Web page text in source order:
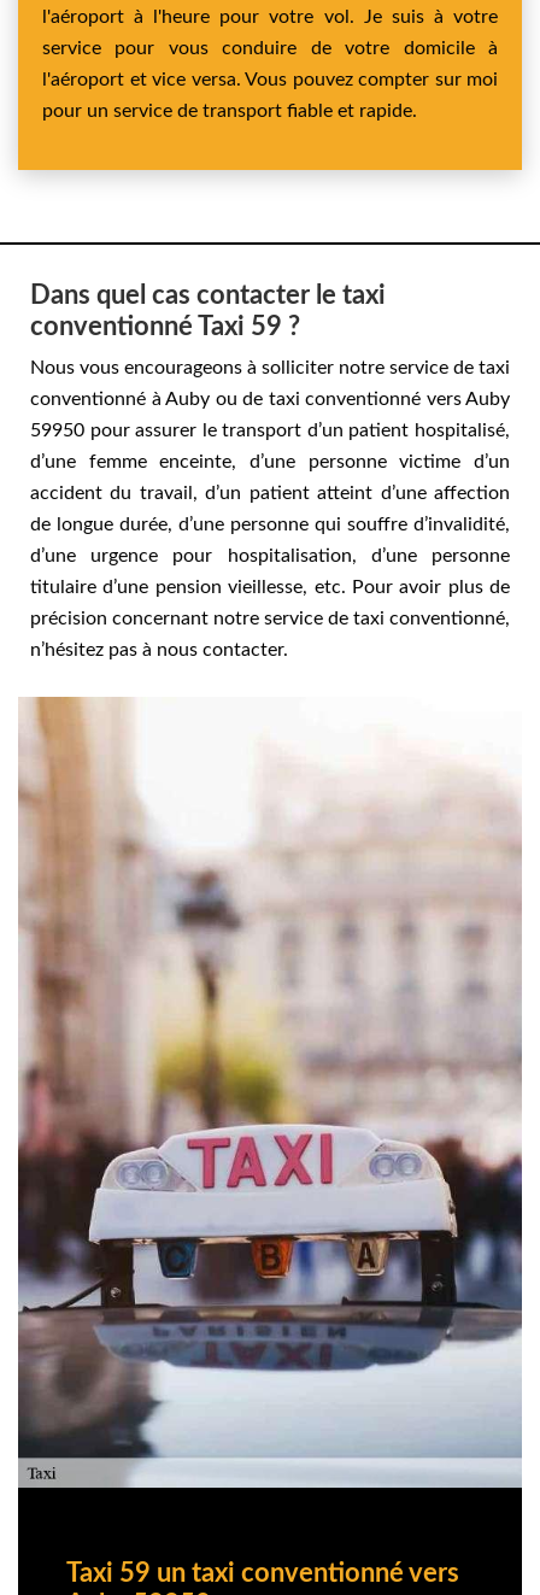
l'aéroport à l'heure pour votre vol. Je suis à votre
service pour vous conduire de votre domicile à
l'aéroport et vice versa. Vous pouvez compter sur moi
pour un service de transport fiable et rapide.
Dans quel cas contacter le taxi
conventionné Taxi 59 ?
Nous vous encourageons à solliciter notre service de taxi
conventionné à Auby ou de taxi conventionné vers Auby
59950 pour assurer le transport d’un patient hospitalisé,
d’une femme enceinte, d’une personne victime d’un
accident du travail, d’un patient atteint d’une affection
de longue durée, d’une personne qui souffre d’invalidité,
d’une urgence pour hospitalisation, d’une personne
titulaire d’une pension vieillesse, etc. Pour avoir plus de
précision concernant notre service de taxi conventionné,
n’hésitez pas à nous contacter.
Taxi 59 un taxi conventionné vers